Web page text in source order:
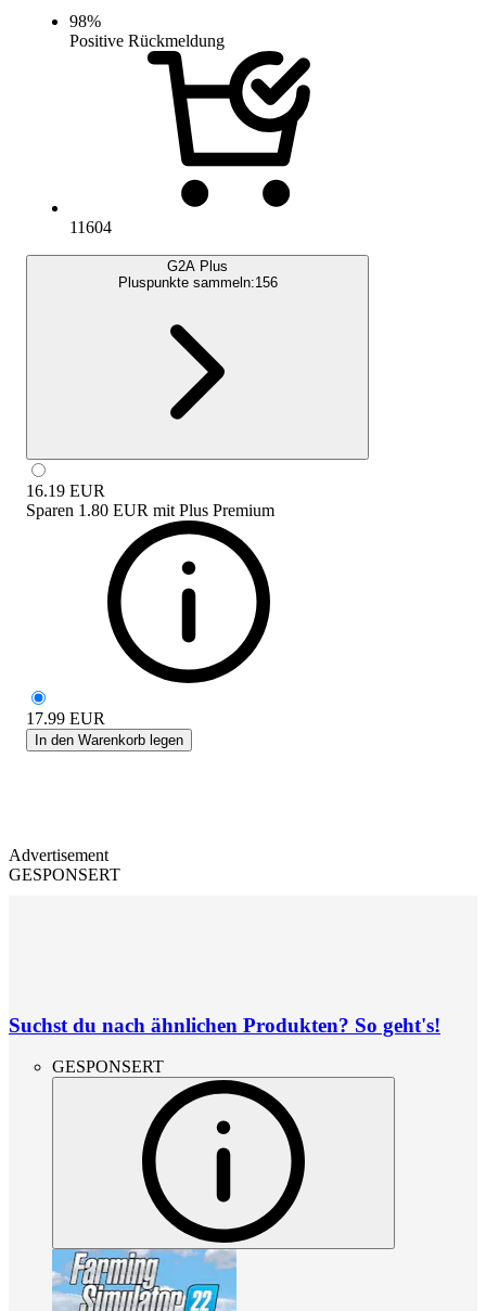
98%
Positive Rückmeldung
11604
G2A Plus
Pluspunkte sammeln:156
16.19 EUR
Sparen 1.80 EUR mit Plus Premium
17.99 EUR
In den Warenkorb legen
Advertisement
GESPONSERT
Suchst du nach ähnlichen Produkten? So geht's!
GESPONSERT